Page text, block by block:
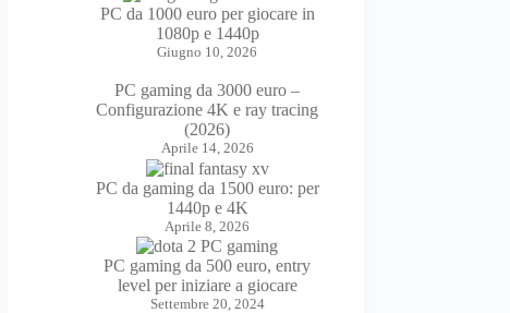
PC da 1000 euro per giocare in
1080p e 1440p
Giugno 10, 2026
PC gaming da 3000 euro –
Configurazione 4K e ray tracing
(2026)
Aprile 14, 2026
PC da gaming da 1500 euro: per
1440p e 4K
Aprile 8, 2026
PC gaming da 500 euro, entry
level per iniziare a giocare
Settembre 20, 2024